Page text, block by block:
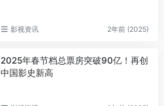
影视资讯 2年前 (2025)
2025年春节档总票房突破90亿！再创
中国影史新高